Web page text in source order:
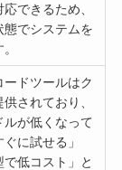
できるため、
態でシステムを
ードツールはク
されており、
ルが低くなって
に試せる」
で低コスト」と